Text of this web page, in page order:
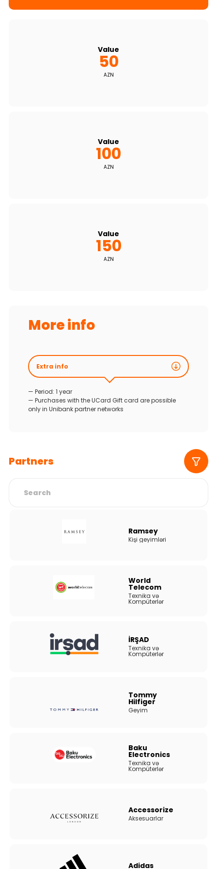
Sustainability
Tariffs
Value
50
AZN
Value
100
AZN
Value
150
AZN
More info
Extra info
— Period: 1 year
— Purchases with the UCard Gift card are possible
only in Unibank partner networks
Partners
Ramsey
Kişi geyimləri
World
Telecom
Texnika və
Kompüterlər
İRŞAD
Texnika və
Kompüterlər
Tommy
Hilfiger
Geyim
Baku
Electronics
Texnika və
Kompüterlər
Accessorize
Aksesuarlar
Adidas